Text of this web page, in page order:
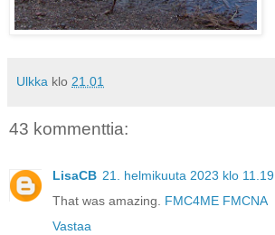
Ulkka klo 21.01
43 kommenttia:
LisaCB 21. helmikuuta 2023 klo 11.19
That was amazing. FMC4ME FMCNA
Vastaa